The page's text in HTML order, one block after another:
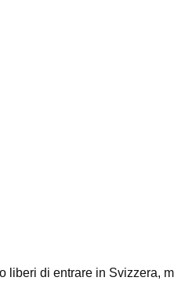
di entrare in Svizzera,